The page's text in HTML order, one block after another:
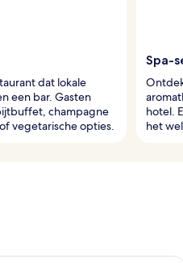
dat lokale
een bar. Gasten
champagne
vegetarische opties.
Spa-
hotel.
het